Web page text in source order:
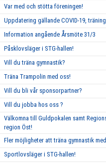
Var med och stötta föreningen!
Uppdatering gällande COVID-19,
Information angående Årsmöte 31/3
Påsklovsläger i STG-hallen!
Vill du träna gymnastik?
Träna Trampolin med oss!
Vill du bli vår sponsorpartner?
Vill du jobba hos oss ?
Välkomna till Guldpokalen samt
region Öst!
Fler möjligheter att träna gymnastik
Sportlovsläger i STG-hallen!